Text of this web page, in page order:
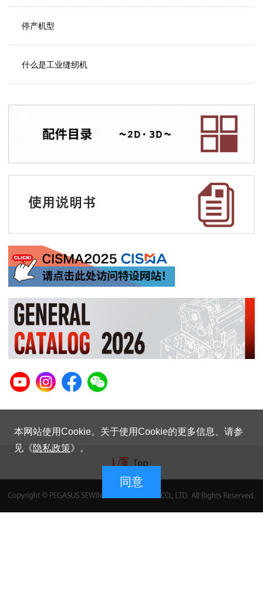
停产机型
什么是工业缝纫机
本网站使用Cookie。关于使用Cookie的更多信息、请参
见《隐私政策》。
同意